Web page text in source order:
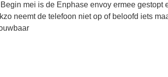
mei is de Enphase envoy ermee gestopt
neemt de telefoon niet op of beloofd iets